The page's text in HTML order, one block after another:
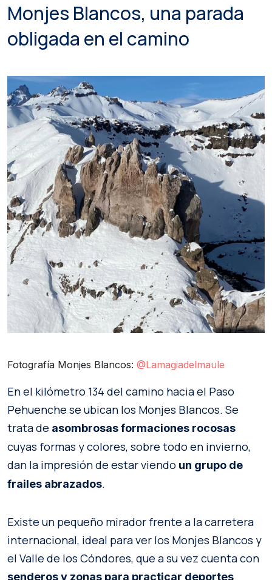
Monjes Blancos, una parada
obligada en el camino
Fotografía Monjes Blancos: @Lamagiadelmaule
En el kilómetro 134 del camino hacia el Paso
Pehuenche se ubican los Monjes Blancos. Se
trata de asombrosas formaciones rocosas
cuyas formas y colores, sobre todo en invierno,
dan la impresión de estar viendo un grupo de
frailes abrazados.
Existe un pequeño mirador frente a la carretera
internacional, ideal para ver los Monjes Blancos y
el Valle de los Cóndores, que a su vez cuenta con
senderos y zonas para practicar deportes